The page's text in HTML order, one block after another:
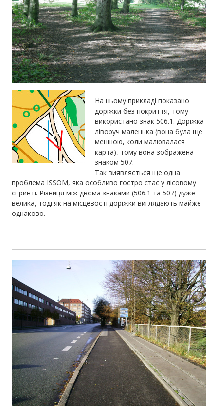
На цьому прикладі показано
доріжки без покриття, тому
використано знак 506.1. Доріжка
ліворуч маленька (вона була ще
меншою, коли малювалася
карта), тому вона зображена
знаком 507.
Так виявляється ще одна
проблема ISSOM, яка особливо гостро стає у лісовому
спринті. Різниця між двома знаками (506.1 та 507) дуже
велика, тоді як на місцевості доріжки виглядають майже
однаково.